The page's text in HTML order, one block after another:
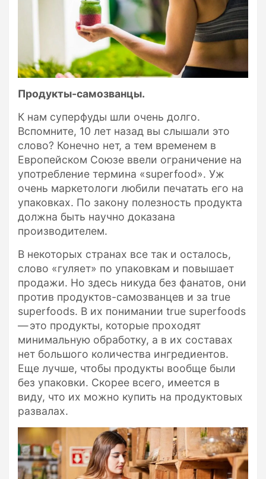
Продукты-самозванцы.
К нам суперфуды шли очень долго.
Вспомните, 10 лет назад вы слышали это
слово? Конечно нет, а тем временем в
Европейском Союзе ввели ограничение на
употребление термина «superfood». Уж
очень маркетологи любили печатать его на
упаковках. По закону полезность продукта
должна быть научно доказана
производителем.
В некоторых странах все так и осталось,
слово «гуляет» по упаковкам и повышает
продажи. Но здесь никуда без фанатов, они
против продуктов-самозванцев и за true
superfoods. В их понимании true superfoods
— это продукты, которые проходят
минимальную обработку, а в их составах
нет большого количества ингредиентов.
Еще лучше, чтобы продукты вообще были
без упаковки. Скорее всего, имеется в
виду, что их можно купить на продуктовых
развалах.